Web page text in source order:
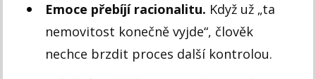
Emoce přebíjí racionalitu. Když už „ta
nemovitost konečně vyjde“, člověk
nechce brzdit proces další kontrolou.